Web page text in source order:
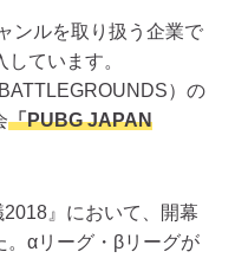
ンルを取り扱う企業で
ています。
）の
「PUBG JAPAN
』において、開幕
。αリーグ・βリーグが